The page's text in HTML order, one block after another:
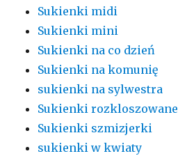
Sukienki midi
Sukienki mini
Sukienki na co dzień
Sukienki na komunię
sukienki na sylwestra
Sukienki rozkloszowane
Sukienki szmizjerki
sukienki w kwiaty